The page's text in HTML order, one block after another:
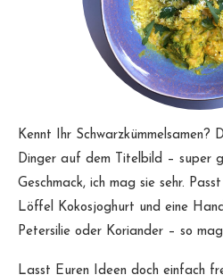
Kennt Ihr Schwarzkümmelsamen?
Dinger auf dem Titelbild – super
Geschmack, ich mag sie sehr.
Löffel Kokosjoghurt und eine
Petersilie oder Koriander – so mag
Lasst Euren Ideen doch einfach